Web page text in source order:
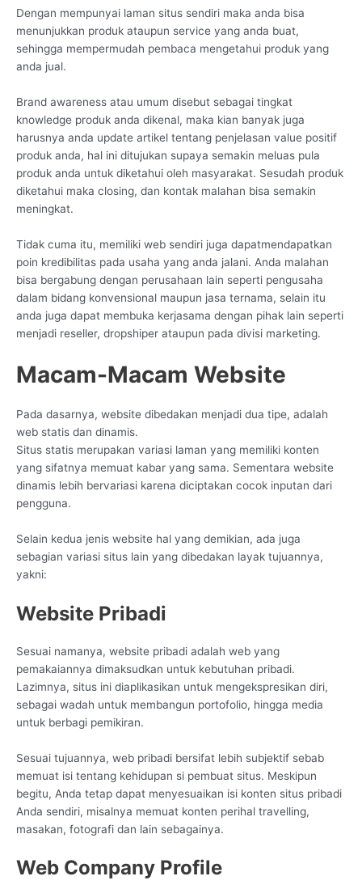
Dengan mempunyai laman situs sendiri maka anda bisa
menunjukkan produk ataupun service yang anda buat,
sehingga mempermudah pembaca mengetahui produk yang
anda jual.
Brand awareness atau umum disebut sebagai tingkat
knowledge produk anda dikenal, maka kian banyak juga
harusnya anda update artikel tentang penjelasan value positif
produk anda, hal ini ditujukan supaya semakin meluas pula
produk anda untuk diketahui oleh masyarakat. Sesudah produk
diketahui maka closing, dan kontak malahan bisa semakin
meningkat.
Tidak cuma itu, memiliki web sendiri juga dapatmendapatkan
poin kredibilitas pada usaha yang anda jalani. Anda malahan
bisa bergabung dengan perusahaan lain seperti pengusaha
dalam bidang konvensional maupun jasa ternama, selain itu
anda juga dapat membuka kerjasama dengan pihak lain seperti
menjadi reseller, dropshiper ataupun pada divisi marketing.
Macam-Macam Website
Pada dasarnya, website dibedakan menjadi dua tipe, adalah
web statis dan dinamis.
Situs statis merupakan variasi laman yang memiliki konten
yang sifatnya memuat kabar yang sama. Sementara website
dinamis lebih bervariasi karena diciptakan cocok inputan dari
pengguna.
Selain kedua jenis website hal yang demikian, ada juga
sebagian variasi situs lain yang dibedakan layak tujuannya,
yakni:
Website Pribadi
Sesuai namanya, website pribadi adalah web yang
pemakaiannya dimaksudkan untuk kebutuhan pribadi.
Lazimnya, situs ini diaplikasikan untuk mengekspresikan diri,
sebagai wadah untuk membangun portofolio, hingga media
untuk berbagi pemikiran.
Sesuai tujuannya, web pribadi bersifat lebih subjektif sebab
memuat isi tentang kehidupan si pembuat situs. Meskipun
begitu, Anda tetap dapat menyesuaikan isi konten situs pribadi
Anda sendiri, misalnya memuat konten perihal travelling,
masakan, fotografi dan lain sebagainya.
Web Company Profile